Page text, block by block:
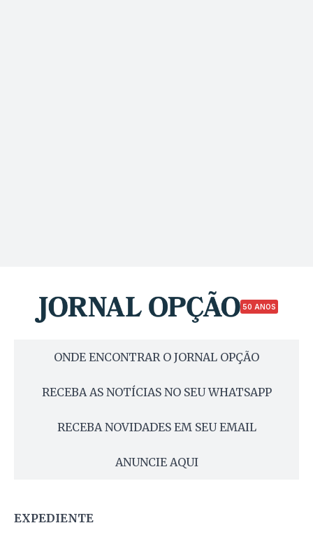
50 ANOS
ONDE ENCONTRAR O JORNAL OPÇÃO
RECEBA AS NOTÍCIAS NO SEU WHATSAPP
RECEBA NOVIDADES EM SEU EMAIL
ANUNCIE AQUI
EXPEDIENTE